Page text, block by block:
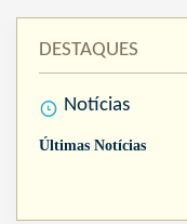
DESTAQUES
Notícias
Últimas Notícias